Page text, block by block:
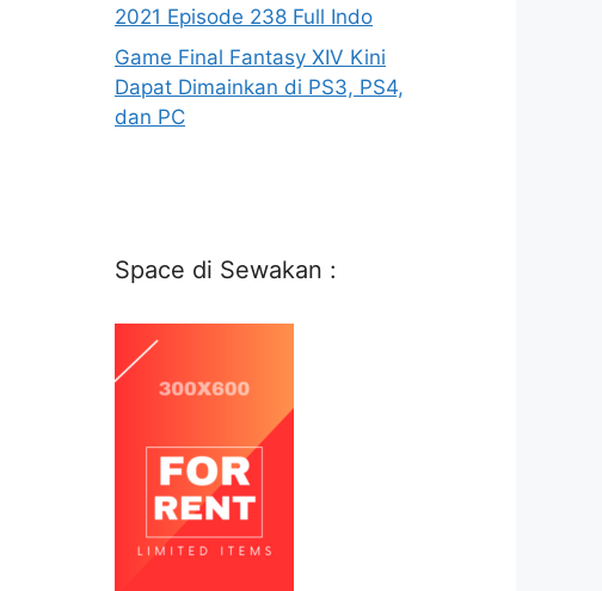
2021 Episode 238 Full Indo
Game Final Fantasy XIV Kini
Dapat Dimainkan di PS3, PS4,
dan PC
Space di Sewakan :